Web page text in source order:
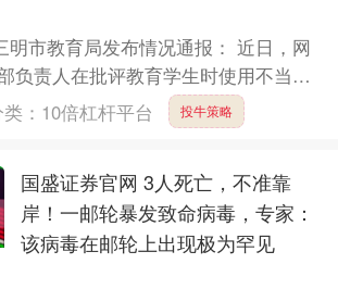
明市教育局发布情况通报： 近日，网
负责人在批评教育学生时使用不当言
社会公众关注。我局第一时间组织核
： 10倍杠杆平台 投牛策略
国盛证券官网 3人死亡，不准靠
岸！一邮轮暴发致命病毒，专家：
该病毒在邮轮上出现极为罕见